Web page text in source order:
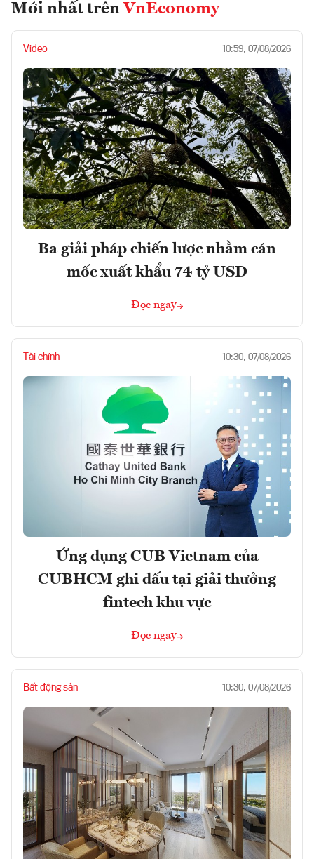
Mới nhất trên VnEconomy
Video 10:59, 07/08/2026
Ba giải pháp chiến lược nhằm cán
mốc xuất khẩu 74 tỷ USD
Đọc ngay
Tài chính 10:30, 07/08/2026
Ứng dụng CUB Vietnam của
CUBHCM ghi dấu tại giải thưởng
fintech khu vực
Đọc ngay
Bất động sản 10:30, 07/08/2026